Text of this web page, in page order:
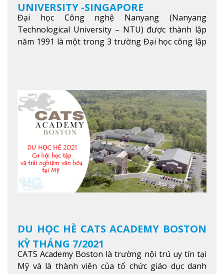
UNIVERSITY -SINGAPORE
Đại học Công nghệ Nanyang (Nanyang
Technological University – NTU) được thành lập
năm 1991 là một trong 3 trường Đại học công lập
Khoa học máy tính…Trường cũng được bình chọn
là một trong những ngôi trường đáng học nhất
trong khu vực các nước ASEAN và Châu Á.Xem
thêm
DU HỌC HÈ CATS ACADEMY BOSTON
KỲ THÁNG 7/2021
CATS Academy Boston là trường nội trú uy tín tại
Mỹ và là thành viên của tổ chức giáo dục danh